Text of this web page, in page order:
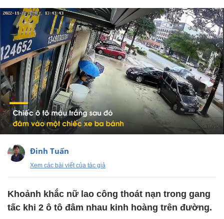
Đinh Tuấn
Xem các bài viết của tác giả
Khoảnh khắc nữ lao công thoát nạn trong gang
tấc khi 2 ô tô đâm nhau kinh hoàng trên đường.